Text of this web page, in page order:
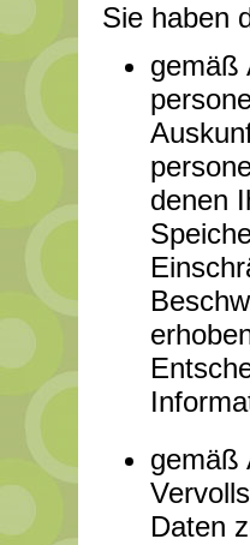
Sie haben
gemäß
denen
gemäß
Daten